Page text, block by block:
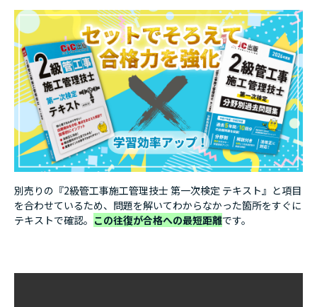
別売りの『2級管工事施工管理技士 第一次検定 テキスト』と項目
を合わせているため、問題を解いてわからなかった箇所をすぐに
テキストで確認。 この往復が合格への最短距離です。